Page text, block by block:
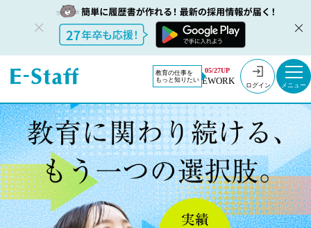
教育の仕事を
もっと知りたい
05/27UP
EWORK ログイン